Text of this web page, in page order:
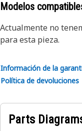
Modelos
Actualmente no
para esta pieza.
Información de la
Política de devoluciones
Parts